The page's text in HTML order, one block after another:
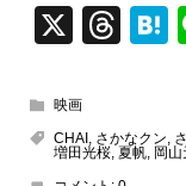
X
T
a
映画
CHAI , さかなクン,
増田光桜, 夏帆, 岡